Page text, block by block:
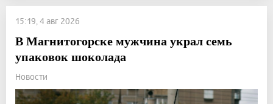
15:19, 4 авг 2026
В Магнитогорске мужчина украл семь
упаковок шоколада
Новости